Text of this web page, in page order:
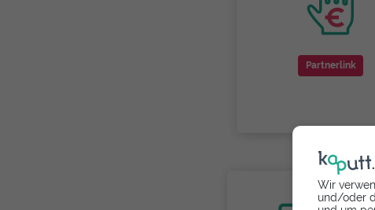
Wir
und/oder
Partnerlink